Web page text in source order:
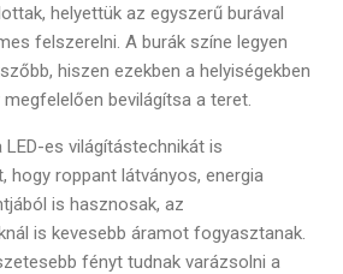
helyettük az egyszerű burával
felszerelni. A burák színe legyen
hiszen ezekben a helyiségekben
bevilágítsa a teret.
es világítástechnikát is
hogy roppant látványos, energia
is hasznosak, az
is kevesebb áramot fogyasztanak.
fényt tudnak varázsolni a